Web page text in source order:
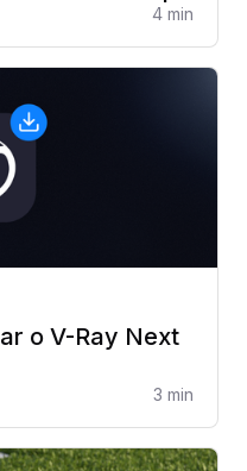
4 min
o V-Ray Next
3 min